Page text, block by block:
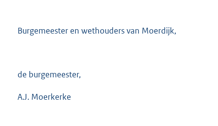
Burgemeester en wethouders van Moerdijk,
de burgemeester,
A.J. Moerkerke